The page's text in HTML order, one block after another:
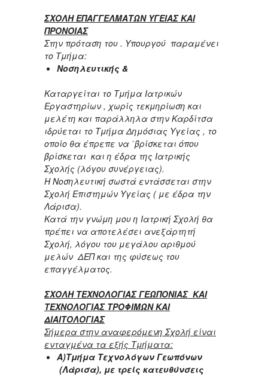
ΣΧΟΛΗ ΕΠΑΓΓΕΛΜΑΤΩΝ ΥΓΕΙΑΣ ΚΑΙ
ΠΡΟΝΟΙΑΣ
Στην πρόταση του . Υπουργού παραμένει
το Τμήμα:
Νοσηλευτικής &
Καταργείται το Τμήμα Ιατρικών
Εργαστηρίων , χωρίς τεκμηρίωση και
μελέτη και παράλληλα στην Καρδίτσα
ιδρύεται το Τμήμα Δημόσιας Υγείας , το
οποίο θα έπρεπε να ΄βρίσκεται όπου
βρίσκεται και η έδρα της Ιατρικής
Σχολής (λόγου συνέργειας).
Η Νοσηλευτική σωστά εντάσσεται στην
Σχολή Επιστημών Υγείας ( με έδρα την
Λάρισα).
Κατά την γνώμη μου η Ιατρική Σχολή θα
πρέπει να αποτελέσει ανεξάρτητή
Σχολή, λόγου του μεγάλου αριθμού
μελών ΔΕΠ και της φύσεως του
επαγγέλματος.
ΣΧΟΛΗ ΤΕΧΝΟΛΟΓΙΑΣ ΓΕΩΠΟΝΙΑΣ ΚΑΙ
ΤΕΧΝΟΛΟΓΙΑΣ ΤΡΟΦΙΜΩΝ ΚΑΙ
ΔΙΑΙΤΟΛΟΓΙΑΣ
Σήμερα στην αναφερόμενη Σχολή είναι
ενταγμένα τα εξής Τμήματα:
Α)Τμήμα Τεχνολόγων Γεωπόνων
(Λάρισα), με τρείς κατευθύνσεις